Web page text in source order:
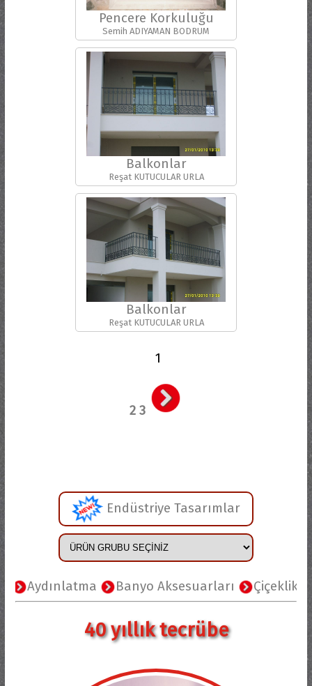
Pencere Korkuluğu
Semih ADIYAMAN BODRUM
Balkonlar
Reşat KUTUCULAR URLA
Balkonlar
Reşat KUTUCULAR URLA
1
2 3
Endüstriye Tasarımlar
Banyo Aksesuarları Çiçeklikler
40 yıllık tecrübe